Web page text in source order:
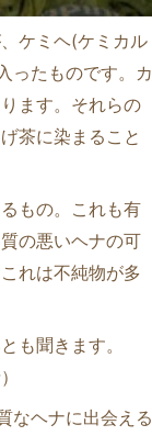
ケミヘ(ケミカル
ったものです。カ
ます。それらの
茶に染まること
もの。これも有
の悪いヘナの可
れは不純物が多
も聞きます。
なヘナに出会える